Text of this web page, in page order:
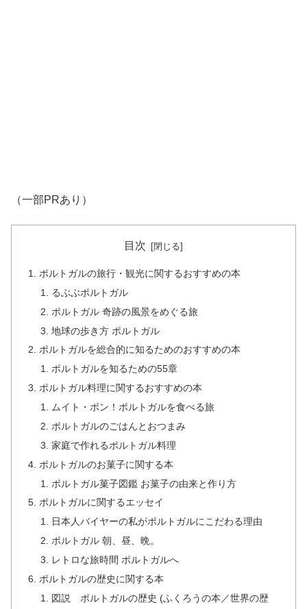
（一部PRあり）
目次
ポルトガルの旅行・観光に関するおすすめの本
るぶぶポルトガル
ポルトガル 奇跡の風景をめぐる旅
地球の歩き方 ポルトガル
ポルトガルを総合的に知るためのおすすめの本
ポルトガルを知るための55章
ポルトガル料理に関するおすすめの本
ムイト・ボン！ポルトガルを食べる旅
ポルトガルのごはんとおつまみ
家庭で作れるポルトガル料理
ポルトガルのお菓子に関する本
ポルトガル菓子図鑑 お菓子の由来と作り方
ポルトガルに関するエッセイ
日本人バイヤーの私がポルトガルにこだわる理由
ポルトガル 朝、昼、晩。
レトロな旅時間 ポルトガルへ
ポルトガルの歴史に関する本
図説 ポルトガルの歴史 (ふくろうの本／世界の歴